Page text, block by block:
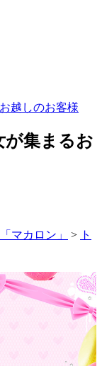
越しのお客様
が集まるお
マカロン」 > ト